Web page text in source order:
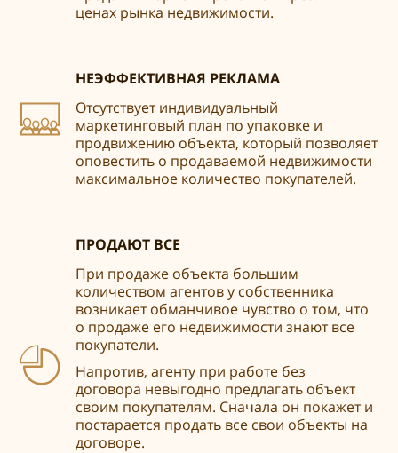
ценах рынка недвижимости.
НЕЭФФЕКТИВНАЯ РЕКЛАМА
Отсутствует индивидуальный
маркетинговый план по упаковке и
продвижению объекта, который позволяет
оповестить о продаваемой недвижимости
максимальное количество покупателей.
ПРОДАЮТ ВСЕ
При продаже объекта большим
количеством агентов у собственника
возникает обманчивое чувство о том, что
о продаже его недвижимости знают все
покупатели.
Напротив, агенту при работе без
договора невыгодно предлагать объект
своим покупателям. Сначала он покажет и
постарается продать все свои объекты на
договоре.